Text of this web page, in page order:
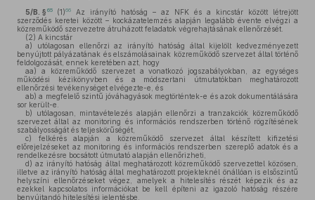
5/B. § 65 (1)66
Az irányító hatóság – az NFK és a kincstár között létrejött
szerződés keretei között – kockázatelemzés alapján legalább évente elvégzi a
közreműködő szervezetre átruházott feladatok végrehajtásának ellenőrzését.
(2) A kincstár
a) utólagosan ellenőrzi az irányító hatóság által kijelölt kedvezményezett
benyújtott pályázatának és elszámolásainak közreműködő szervezet által történő
feldolgozását, ennek keretében azt, hogy
aa) a közreműködő szervezet a vonatkozó jogszabályokban, az egységes
működési kézikönyvben és a módszertani útmutatókban meghatározott
ellenőrzési tevékenységet elvégezte-e, és
ab) a megfelelő szintű jóváhagyások megtörténtek-e és azok dokumentálására
sor került-e.
b) utólagosan, mintavételezés alapján ellenőrzi a tranzakciók közreműködő
szervezet által az monitoring és információs rendszerben történő rögzítésének
szabályosságát és teljeskörűségét,
c) felkérés alapján a közreműködő szervezet által készített kifizetési
előrejelzéseket az monitoring és információs rendszerben szereplő adatok és a
rendelkezésre bocsátott útmutató alapján ellenőrizheti,
d) az irányító hatóság által meghatározott közreműködő szervezettel közösen,
illetve az irányító hatóság által meghatározott projekteknél önállóan is elsőszintű
helyszíni ellenőrzéseket végez, amelyek a hitelesítés részét képezik és az
ezekkel kapcsolatos információkat be kell építeni az igazoló hatóság részére
benyújtandó hitelesítési jelentésbe.